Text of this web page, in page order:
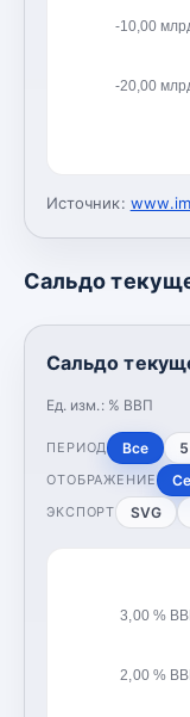
-20,00
-10,00
Источник:
Сальдо
Сальдо
Ед. изм.: % ВВП
ПЕРИОД Все
ОТОБРАЖЕНИЕ
ЭКСПОРТ SVG
2,00 %
3,00 %